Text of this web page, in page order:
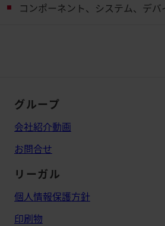
コンポーネント、システム、デバ
グループ
会社紹介動画
お問合せ
リーガル
個人情報保護方針
印刷物